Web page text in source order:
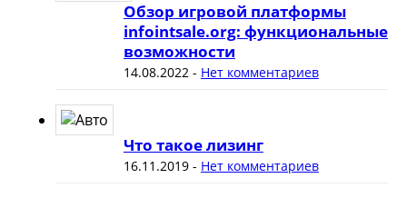
Обзор игровой платформы
infointsale.org: функциональные
возможности
14.08.2022- Нет комментариев
Что такое лизинг
16.11.2019- Нет комментариев